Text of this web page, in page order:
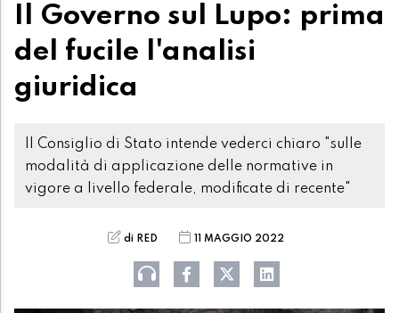
Il Governo sul Lupo: prima
del fucile l'analisi
giuridica
Il Consiglio di Stato intende vederci chiaro "sulle
modalità di applicazione delle normative in
vigore a livello federale, modificate di recente"
di RED 11 MAGGIO 2022